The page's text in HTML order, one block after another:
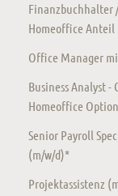
Finanzbuchhalter
Homeoffice Anteil
Office Manager
Business Analyst
Homeoffice Option
Senior Payroll
(m/w/d)*
Projektassistenz